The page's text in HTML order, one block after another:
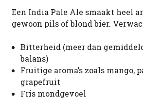
Een India Pale Ale smaakt heel
gewoon pils of blond bier.
Bitterheid (meer dan
balans)
Fruitige aroma’s zoals mango,
grapefruit
Fris mondgevoel